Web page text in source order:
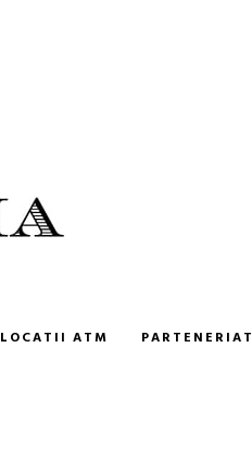
LOCATII ATM PARTENERIAT